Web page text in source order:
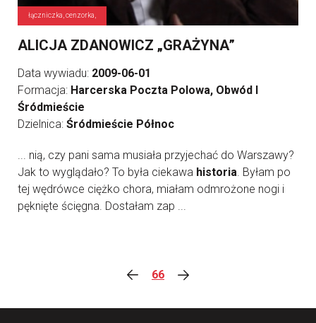
łączniczka, cenzorka,
ALICJA ZDANOWICZ „GRAŻYNA”
Data wywiadu: 2009-06-01
Formacja: Harcerska Poczta Polowa, Obwód I
Śródmieście
Dzielnica: Śródmieście Północ
... nią, czy pani sama musiała przyjechać do Warszawy?
Jak to wyglądało? To była ciekawa historia. Byłam po
tej wędrówce ciężko chora, miałam odmrożone nogi i
pęknięte ścięgna. Dostałam zap ...
66